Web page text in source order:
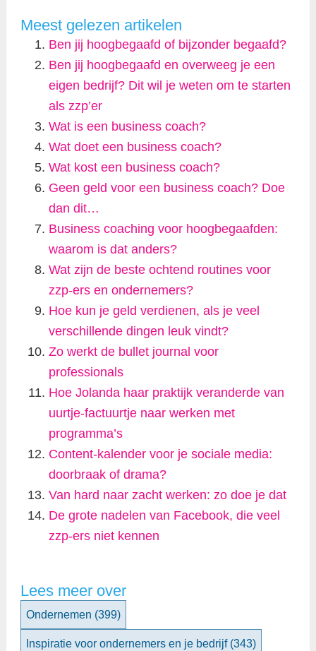
Meest gelezen artikelen
Ben jij hoogbegaafd of bijzonder begaafd?
Ben jij hoogbegaafd en overweeg je een
eigen bedrijf? Dit wil je weten om te starten
als zzp’er
Wat is een business coach?
Wat doet een business coach?
Wat kost een business coach?
Geen geld voor een business coach? Doe
dan dit…
Business coaching voor hoogbegaafden:
waarom is dat anders?
Wat zijn de beste ochtend routines voor
zzp-ers en ondernemers?
Hoe kun je geld verdienen, als je veel
verschillende dingen leuk vindt?
Zo werkt de bullet journal voor
professionals
Hoe Jolanda haar praktijk veranderde van
uurtje-factuurtje naar werken met
programma’s
Content-kalender voor je sociale media:
doorbraak of drama?
Van hard naar zacht werken: zo doe je dat
De grote nadelen van Facebook, die veel
zzp-ers niet kennen
Lees meer over
Ondernemen (399)
Inspiratie voor ondernemers en je bedrijf (343)